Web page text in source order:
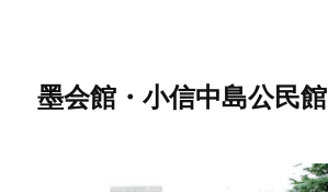
墨会館・小信中島公民館